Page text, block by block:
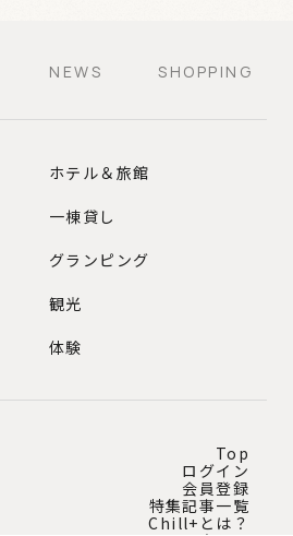
NEWS SHOPPING
ホテル＆旅館
一棟貸し
グランピング
観光
体験
Top
ログイン
会員登録
特集記事一覧
Chill+とは？